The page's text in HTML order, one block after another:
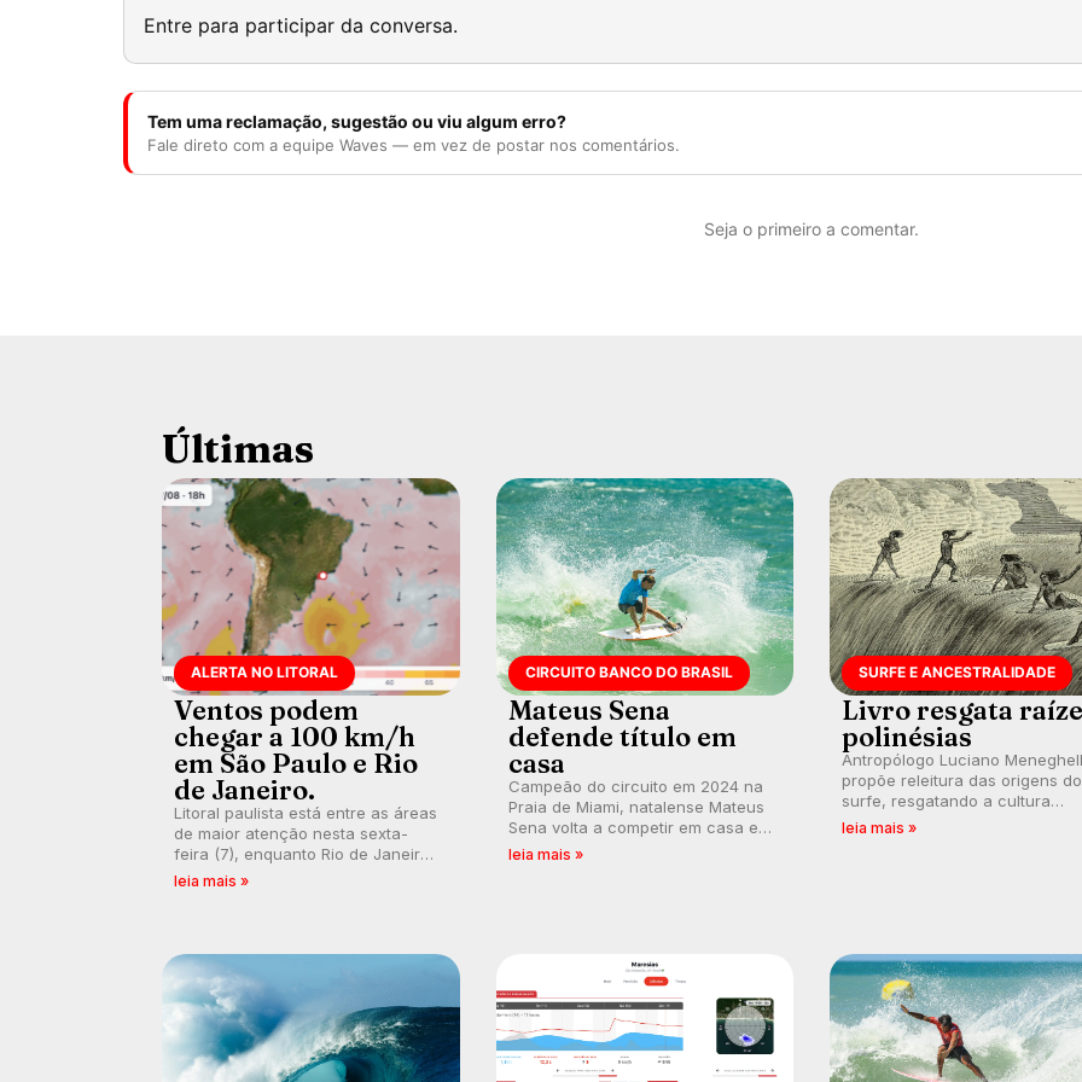
Entre para participar da conversa.
Tem uma reclamação, sugestão ou viu algum erro?
Fale direto com a equipe Waves — em vez de postar nos comentários.
Seja o primeiro a comentar.
Últimas
ALERTA NO LITORAL
Ventos podem
chegar a 100 km/h
em São Paulo e Rio
de Janeiro.
Litoral paulista está entre as áreas
de maior atenção nesta sexta-
feira (7), enquanto Rio de Janeiro
também recebe alerta para ventos
leia mais »
CIRCUITO BANCO DO BRASIL
Mateus Sena
defende título em
casa
Campeão do circuito em 2024 na
Praia de Miami, natalense Mateus
Sena volta a competir em casa em
busca de manter a hegemonia
leia mais »
SURFE E ANCESTRALIDADE
Livro resgata
polinésias
Antropólogo Luciano
propõe releitura das origens do
surfe, resgatando a cultura
polinésia e questionando a
leia mais »